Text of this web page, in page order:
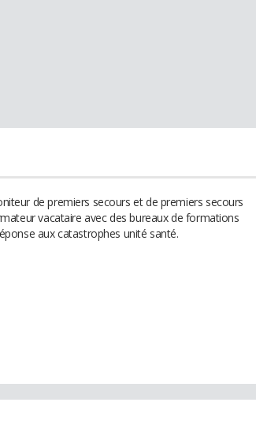
de premiers secours et de premiers secours
vacataire avec des bureaux de formations
aux catastrophes unité santé.